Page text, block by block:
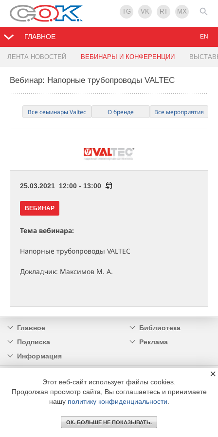
TG VK RT MX
ГЛАВНОЕ
ЛЕНТА НОВОСТЕЙ ВЕБИНАРЫ И КОНФЕРЕНЦИИ
EN
Вебинар: Напорные трубопроводы VALTEC
Все семинары Valtec О бренде Все мероприятия
25.03.2021 12:00 - 13:00
ВЕБИНАР
Тема вебинара:
Напорные трубопроводы VALTEC
Докладчик: Максимов М. А.
Главное
Библиотека
Подписка
Реклама
Информация
Этот веб-сайт использует файлы cookies.
Продолжая просмотр сайта, Вы соглашаетесь и принимаете
нашу политику конфиденциальности
ОК. БОЛЬШЕ НЕ ПОКАЗЫВАТЬ.
×